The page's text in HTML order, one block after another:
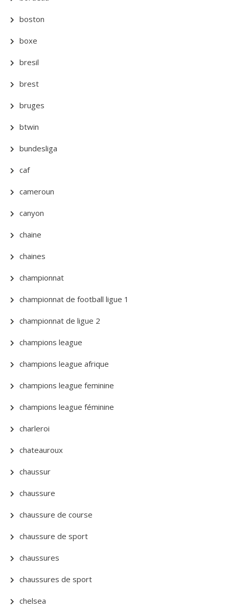
boston
boxe
bresil
brest
bruges
btwin
bundesliga
caf
cameroun
canyon
chaine
chaines
championnat
championnat de football ligue 1
championnat de ligue 2
champions league
champions league afrique
champions league feminine
champions league féminine
charleroi
chateauroux
chaussur
chaussure
chaussure de course
chaussure de sport
chaussures
chaussures de sport
chelsea